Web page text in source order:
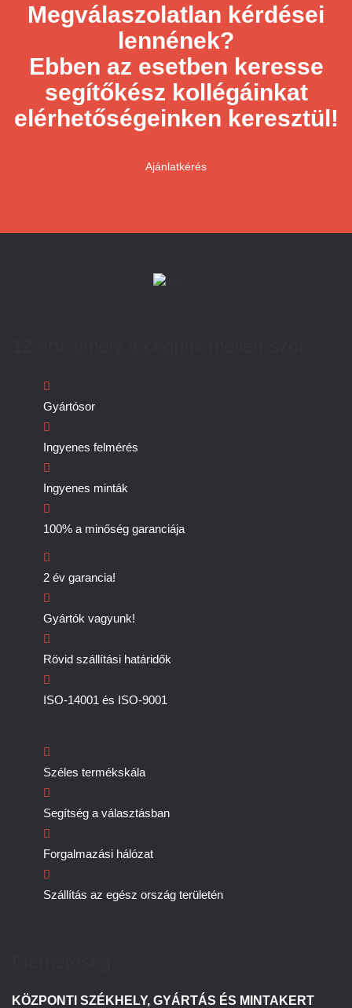
Megválaszolatlan kérdései
lennének?
Ebben az esetben keresse
segítőkész kollégáinkat
elérhetőségeinken keresztül!
Ajánlatkérés
Gyártósor
Ingyenes felmérés
Ingyenes minták
100% a minőség garanciája
2 év garancia!
Gyártók vagyunk!
Rövid szállítási határidők
ISO-14001 és ISO-9001
Széles termékskála
Segítség a választásban
Forgalmazási hálózat
Szállítás az egész ország területén
KÖZPONTI SZÉKHELY, GYÁRTÁS ÉS MINTAKERT